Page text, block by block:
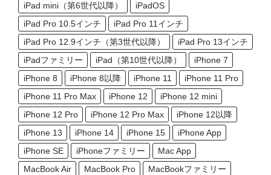
iPad mini（第6世代以降）
iPadOS
iPad Pro 10.5インチ
iPad Pro 11インチ
iPad Pro 12.9インチ（第3世代以降）
iPad Pro 13インチ
iPadファミリー
iPad（第10世代以降）
iPhone 7
iPhone 8
iPhone 8以降 iPhone 11
iPhone 11 Pro
iPhone 11 Pro Max
iPhone 12
iPhone 12 mini
iPhone 12 Pro
iPhone 12 Pro Max
iPhone 12以降
iPhone 13
iPhone 14 iPhone 15
iPhone App
iPhone SE
iPhoneファミリー
Mac App
MacBook Air
MacBook Pro
MacBookファミリー